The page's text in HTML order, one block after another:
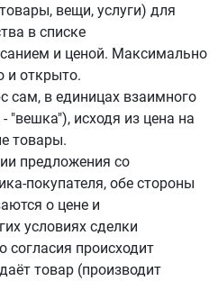
вещи, услуги) для
в списке
и ценой. Максимально
и открыто.
сам, в единицах взаимного
"вешка"), исходя из цена на
товары.
предложения со
покупателя, обе стороны
о цене и
условиях сделки
согласия происходит
товар (производит